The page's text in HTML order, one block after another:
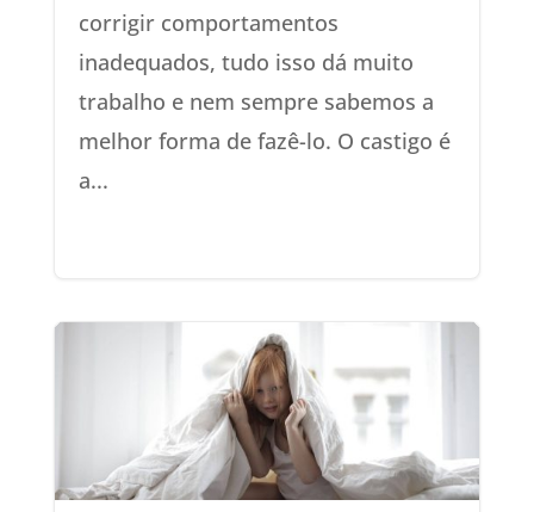
corrigir comportamentos
inadequados, tudo isso dá muito
trabalho e nem sempre sabemos a
melhor forma de fazê-lo. O castigo é
a...